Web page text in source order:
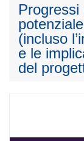
Progressi
(incluso
e le
del